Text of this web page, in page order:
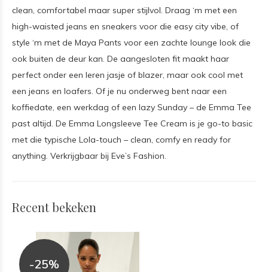
clean, comfortabel maar super stijlvol. Draag ‘m met een
high-waisted jeans en sneakers voor die easy city vibe, of
style ‘m met de Maya Pants voor een zachte lounge look die
ook buiten de deur kan. De aangesloten fit maakt haar
perfect onder een leren jasje of blazer, maar ook cool met
een jeans en loafers. Of je nu onderweg bent naar een
koffiedate, een werkdag of een lazy Sunday – de Emma Tee
past altijd. De Emma Longsleeve Tee Cream is je go-to basic
met die typische Lola-touch – clean, comfy en ready for
anything. Verkrijgbaar bij Eve’s Fashion.
Recent bekeken
-25%